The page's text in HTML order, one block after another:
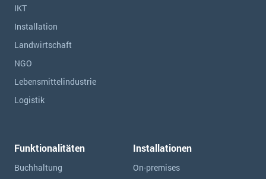
IKT
Installation
Landwirtschaft
NGO
Lebensmittelindustrie
Logistik
Funktionalitäten
Buchhaltung
Installationen
On-premises